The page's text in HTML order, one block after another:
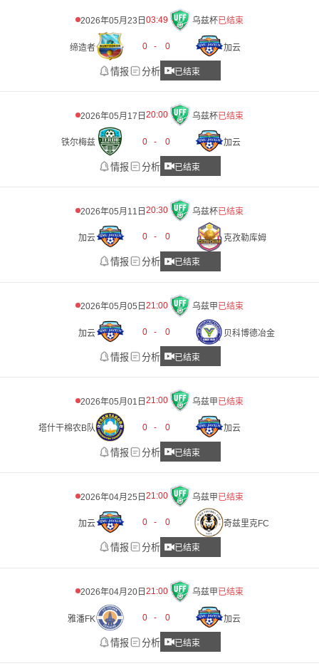
2026年05月23日 03:49 乌兹杯已结束
缔造者 0 - 0 加云
情报 分析 已结束
2026年05月17日 20:00 乌兹杯已结束
铁尔梅兹 0 - 0 加云
情报 分析 已结束
2026年05月11日 20:30 乌兹杯已结束
加云 0 - 0 克孜勒库姆
情报 分析 已结束
2026年05月05日 21:00 乌兹甲已结束
加云 0 - 0 贝科博德冶金
情报 分析 已结束
2026年05月01日 21:00 乌兹甲已结束
塔什干棉农B队 0 - 0 加云
情报 分析 已结束
2026年04月25日 21:00 乌兹甲已结束
加云 0 - 0 奇兹里克FC
情报 分析 已结束
2026年04月20日 21:00 乌兹甲已结束
雅潘FK 0 - 0 加云
情报 分析 已结束